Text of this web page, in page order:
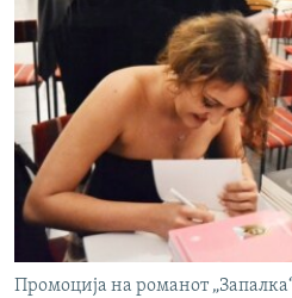
СЛЕДЕТЕ НЕ
РСЕ веб страници
Промоција на романот